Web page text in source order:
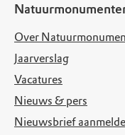
Over
Jaarverslag
Vacatures
Nieuws & pers
Nieuwsbrief